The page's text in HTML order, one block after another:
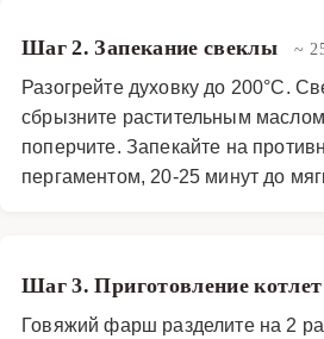
Шаг 2. Запекание свеклы ~
Разогрейте духовку до 200°C.
сбрызните растительным
поперчите. Запекайте на
пергаментом, 20-25 минут до
Шаг 3. Приготовление котлет
Говяжий фарш разделите на 2